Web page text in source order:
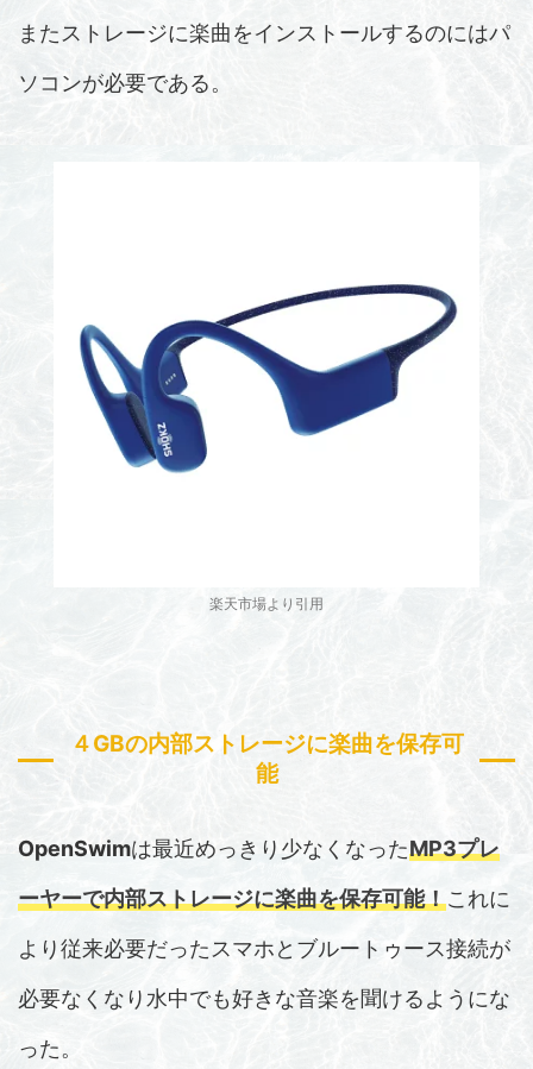
またストレージに楽曲をインストールするのにはパ
ソコンが必要である。
楽天市場より引用
４GBの内部ストレージに楽曲を保存可
能
OpenSwimは最近めっきり少なくなったMP3プレ
ーヤーで内部ストレージに楽曲を保存可能！これに
より従来必要だったスマホとブルートゥース接続が
必要なくなり水中でも好きな音楽を聞けるようにな
った。